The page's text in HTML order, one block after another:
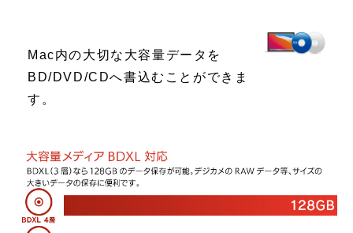
Mac内の大切な大容量データを
BD/DVD/CDへ書込むことができま
す。